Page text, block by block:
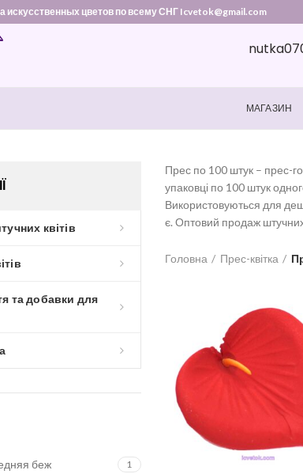
искусственных цветов по всему СНГ Icvetok@gmail.com
МАГАЗИН
Прес по 100 штук – прес-
упаковці по 100 штук
Використовуються для
є. Оптовий продаж
Головна Прес-квітка
квітів
та добавки для
беж 1